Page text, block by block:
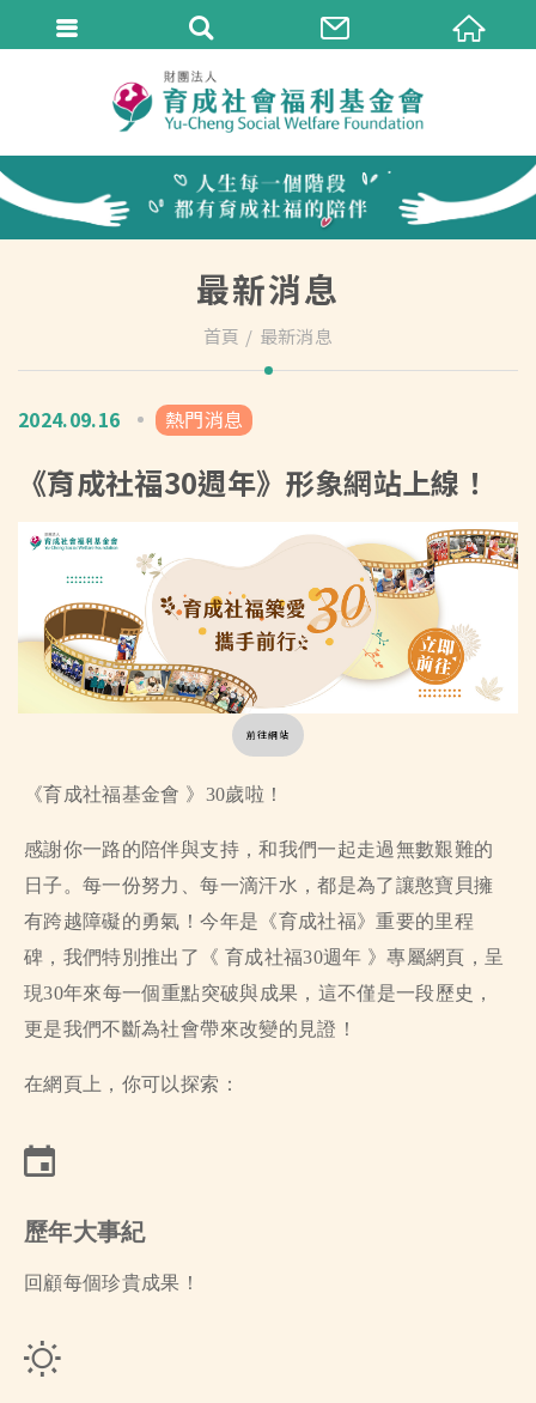
最新消息
首頁 最新消息
2024.09.16 熱門消息
《育成社福30週年》形象網站上線！
前往網站
《育成社福基金會 》 30歲啦！
感謝你一路的陪伴與支持，和我們一起走過無數艱難的
日子。每一份努力、每一滴汗水，都是為了讓憨寶貝擁
有跨越障礙的勇氣！今年是 《育成社福》重要的里程
碑，我們特別推出了
《 育成社福30週年 》專屬網頁，呈
現30年來每一個重點突破與成果，這不僅是一段歷史，
更是我們不斷為社會帶來改變的見證！
在網頁上，你可以探索：
歷年大事紀
回顧每個珍貴成果！